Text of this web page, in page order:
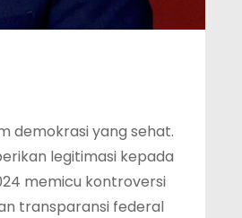
demokrasi yang sehat.
legitimasi kepada
memicu kontroversi
transparansi federal